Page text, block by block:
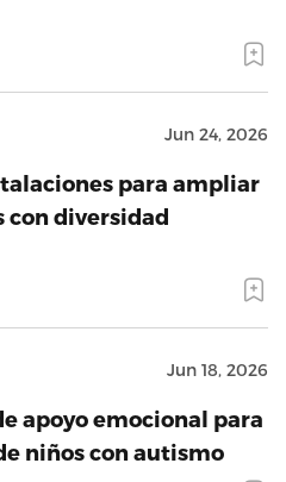
Jun 24, 2026
para ampliar
con diversidad
Jun 18, 2026
apoyo emocional para
niños con autismo